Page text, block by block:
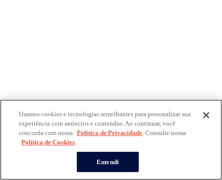
Usamos cookies e tecnologias semelhantes para personalizar sua
experiência com anúncios e conteúdos. Ao continuar, você
concorda com nossa Política de Privacidade. Consulte nossa
Política de Cookies
Entendi